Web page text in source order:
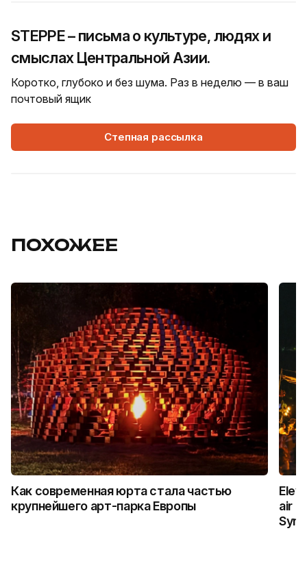
STEPPE – письма о культуре, людях и
смыслах Центральной Азии.
Коротко, глубоко и без шума. Раз в неделю — в ваш
почтовый ящик
Степная рассылка
ПОХОЖЕЕ
Как современная юрта стала частью
крупнейшего арт-парка Европы
air в